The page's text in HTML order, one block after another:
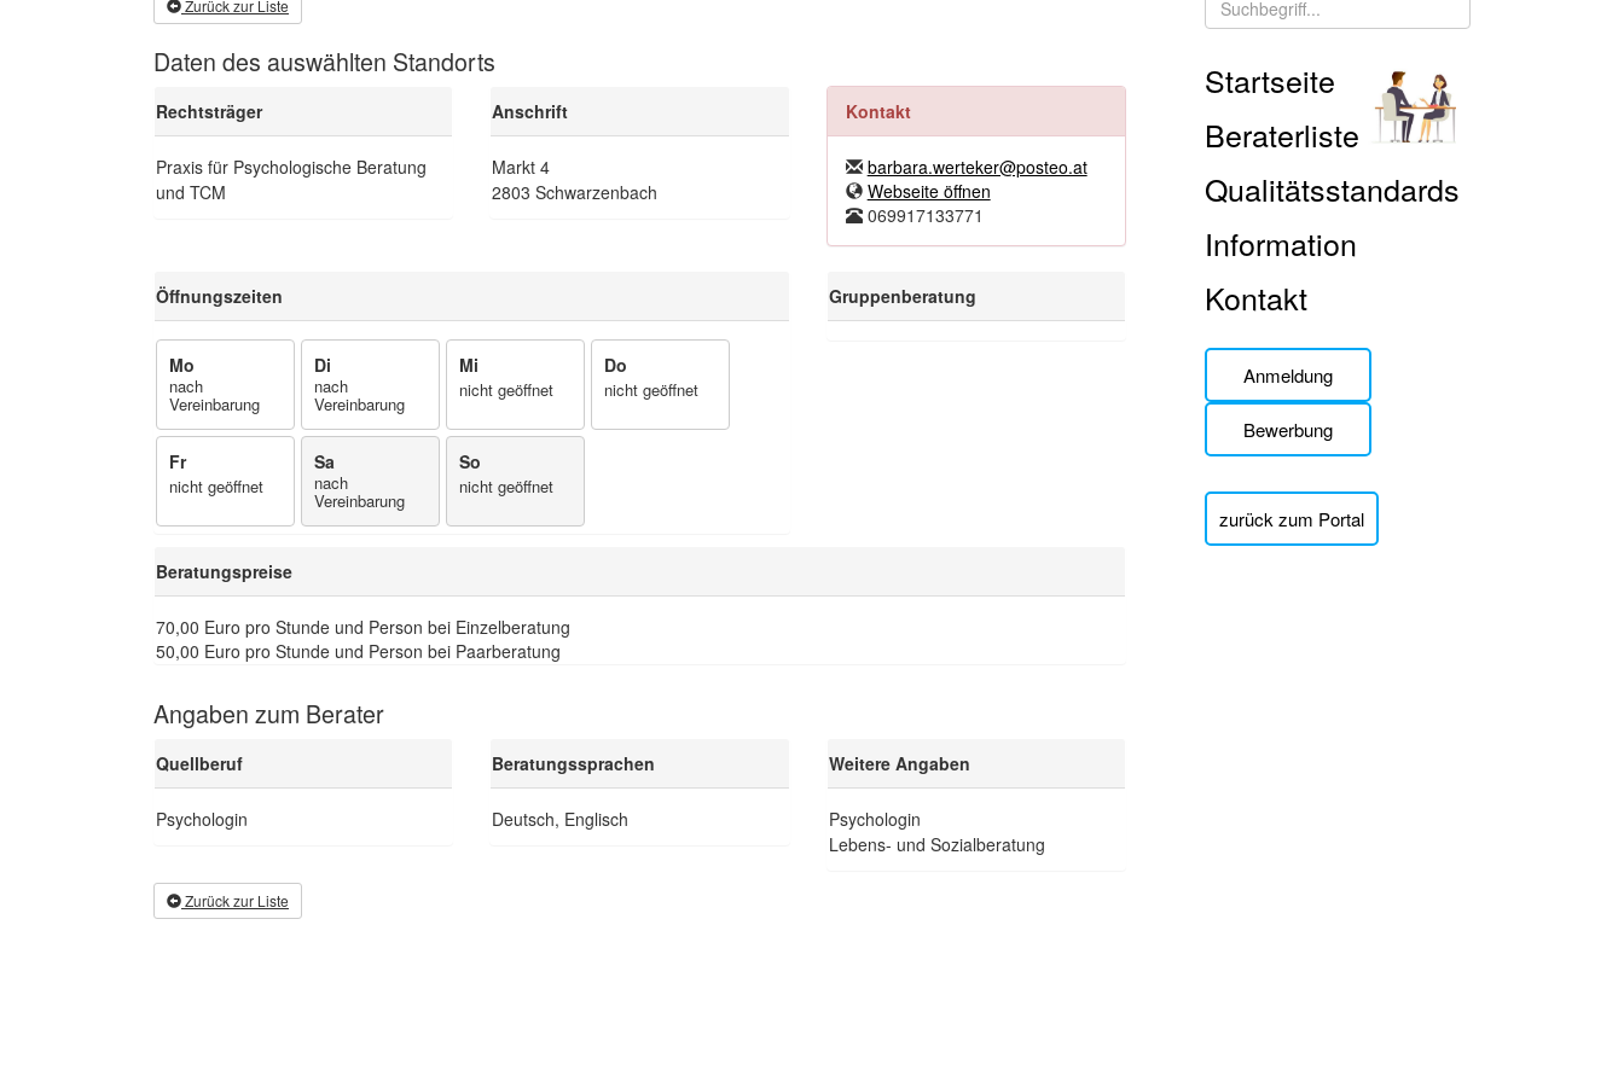
Zurück zur Liste
Daten des auswählten Standorts
Rechtsträger
Praxis für Psychologische Beratung
und TCM
Anschrift
Markt 4
2803 Schwarzenbach
Kontakt
barbara.werteker@posteo.at
Webseite öffnen
069917133771
Öffnungszeiten
Mo
nach
Vereinbarung
Di
nach
Vereinbarung
Mi
nicht geöffnet
Do
nicht geöffnet
Fr
nicht geöffnet
Sa
nach
Vereinbarung
So
nicht geöffnet
Gruppenberatung
Beratungspreise
70,00 Euro pro Stunde und Person bei Einzelberatung
50,00 Euro pro Stunde und Person bei Paarberatung
Angaben zum Berater
Quellberuf
Psychologin
Beratungssprachen
Deutsch, Englisch
Weitere Angaben
Psychologin
Lebens- und Sozialberatung
Zurück zur Liste
Startseite
Beraterliste
Qualitätsstandards
Information
Kontakt
Anmeldung
Bewerbung
zurück zum Portal